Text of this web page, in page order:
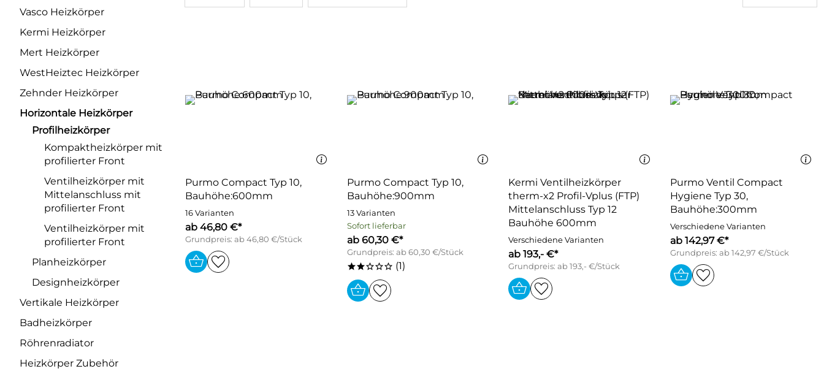
Vasco Heizkörper
Kermi Heizkörper
Mert Heizkörper
WestHeiztec Heizkörper
Zehnder Heizkörper
Horizontale Heizkörper
Profilheizkörper
Kompaktheizkörper mit
profilierter Front
Ventilheizkörper mit
Mittelanschluss mit
profilierter Front
Ventilheizkörper mit
profilierter Front
Planheizkörper
Designheizkörper
Vertikale Heizkörper
Badheizkörper
Röhrenradiator
Heizkörper Zubehör
Purmo Compact Typ 10,
Bauhöhe:600mm
16 Varianten
ab 46,80 €*
Grundpreis: ab 46,80 €/Stück
Purmo Compact Typ 10,
Bauhöhe:900mm
13 Varianten
Sofort lieferbar
ab 60,30 €*
Grundpreis: ab 60,30 €/Stück
**ooo (1)
Kermi Ventilheizkörper
therm-x2 Profil-Vplus (FTP)
Mittelanschluss Typ 12
Bauhöhe 600mm
Verschiedene Varianten
ab 193,- €*
Grundpreis: ab 193,- €/Stück
Purmo Ventil Compact
Hygiene Typ 30,
Bauhöhe:300mm
Verschiedene Varianten
ab 142,97 €*
Grundpreis: ab 142,97 €/Stück